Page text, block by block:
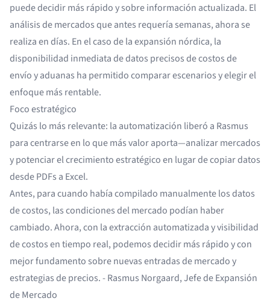
puede decidir más rápido y sobre información actualizada. El
análisis de mercados que antes requería semanas, ahora se
realiza en días. En el caso de la expansión nórdica, la
disponibilidad inmediata de datos precisos de costos de
envío y aduanas ha permitido comparar escenarios y elegir el
enfoque más rentable.
Foco estratégico
Quizás lo más relevante: la automatización liberó a Rasmus
para centrarse en lo que más valor aporta—analizar mercados
y potenciar el crecimiento estratégico en lugar de copiar datos
desde PDFs a Excel.
Antes, para cuando había compilado manualmente los datos
de costos, las condiciones del mercado podían haber
cambiado. Ahora, con la extracción automatizada y visibilidad
de costos en tiempo real, podemos decidir más rápido y con
mejor fundamento sobre nuevas entradas de mercado y
estrategias de precios. - Rasmus Norgaard, Jefe de Expansión
de Mercado